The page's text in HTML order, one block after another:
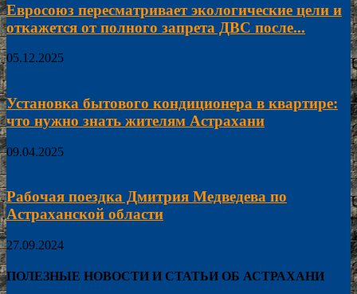
Евросоюз пересматривает экологические цели и
откажется от полного запрета ДВС после...
05.12.2025
Установка бытового кондиционера в квартире:
что нужно знать жителям Астрахани
09.04.2025
Рабочая поездка Дмитрия Медведева по
Астраханской области
27.09.2024
ПОЛЕЗНЫЕ НОВОСТИ И СТАТЬИ ОБ АСТРАХАНИ